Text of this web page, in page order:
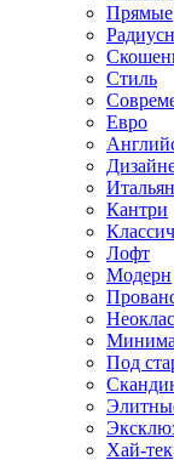
Прямые
Стиль
Евро
Кантри
Лофт
Модерн
Под
Хай-тек